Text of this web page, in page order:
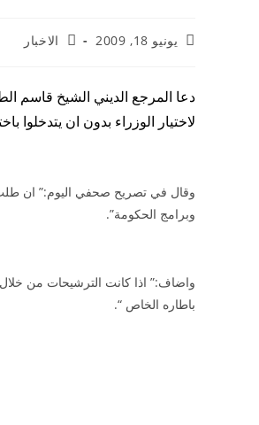
يونيو 18, 2009 الاخبار
دعا المرجع الديني الشيخ قاسم
لاختيار الوزراء بدون ان يتدخلوا
وقال في تصريح صحفي اليوم:” ان
وبرامج الحكومة”.
واضاف:” اذا كانت الترشيحات من خلال
باطاره الخاص “.